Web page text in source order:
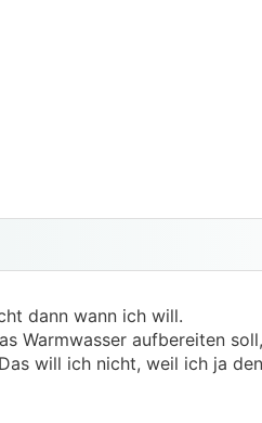
dann wann ich will.
Warmwasser aufbereiten
will ich nicht, weil ich ja